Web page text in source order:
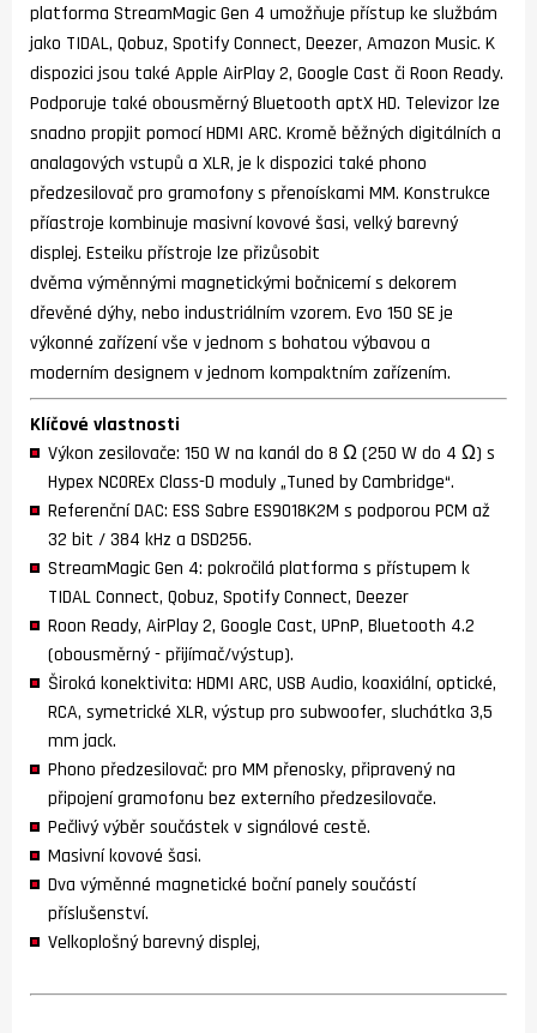
platforma StreamMagic Gen 4 umožňuje přístup ke službám
jako TIDAL, Qobuz, Spotify Connect, Deezer, Amazon Music. K
dispozici jsou také Apple AirPlay 2, Google Cast či Roon Ready.
Podporuje také obousměrný Bluetooth aptX HD. Televizor lze
snadno propjit pomocí HDMI ARC. Kromě běžných digitálních a
analagových vstupů a XLR, je k dispozici také phono
předzesilovač pro gramofony s přenoískami MM. Konstrukce
příastroje kombinuje masivní kovové šasi, velký barevný
displej. Esteiku přístroje lze přizůsobit
dvěma výměnnými magnetickými bočnicemí s dekorem
dřevěné dýhy, nebo industriálním vzorem. Evo 150 SE je
výkonné zařízení vše v jednom s bohatou výbavou a
moderním designem v jednom kompaktním zařízením.
Klíčové vlastnosti
Výkon zesilovače: 150 W na kanál do 8 Ω (250 W do 4 Ω) s
Hypex NCOREx Class-D moduly „Tuned by Cambridge“.
Referenční DAC: ESS Sabre ES9018K2M s podporou PCM až
32 bit / 384 kHz a DSD256.
StreamMagic Gen 4: pokročilá platforma s přístupem k
TIDAL Connect, Qobuz, Spotify Connect, Deezer
Roon Ready, AirPlay 2, Google Cast, UPnP, Bluetooth 4.2
(obousměrný - přijímač/výstup).
Široká konektivita: HDMI ARC, USB Audio, koaxiální, optické,
RCA, symetrické XLR, výstup pro subwoofer, sluchátka 3,5
mm jack.
Phono předzesilovač: pro MM přenosky, připravený na
připojení gramofonu bez externího předzesilovače.
Pečlivý výběr součástek v signálové cestě.
Masivní kovové šasi.
Dva výměnné magnetické boční panely součástí
příslušenství.
Velkoplošný barevný displej,